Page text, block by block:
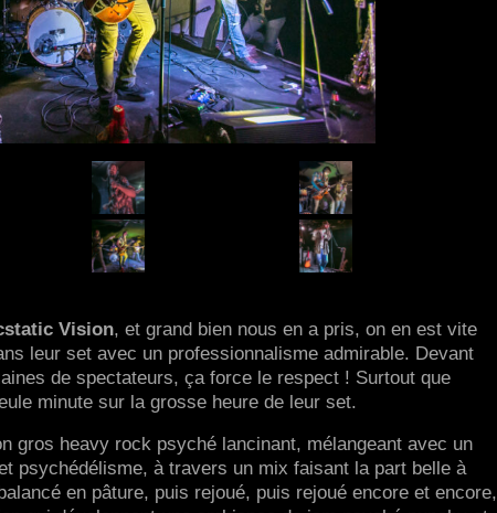
Vision, et grand bien nous en a pris, on en est vite
leur set avec un professionnalisme admirable. Devant
de spectateurs, ça force le respect ! Surtout que
minute sur la grosse heure de leur set.
gros heavy rock psyché lancinant, mélangeant avec un
psychédélisme, à travers un mix faisant la part belle à
en pâture, puis rejoué, puis rejoué encore et encore,